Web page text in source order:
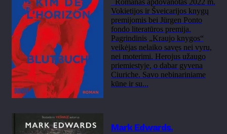
Romanas apdovanotas 2022 m.
Vokietijos ir Šveicarijos knygų
premijomis bei Jürgen Ponto
fondo literatūros premija.
Pagrindinis „Kraujo knygos“
veikėjas nelaiko savęs nei vyru,
nei moterimi. Herojus užaugo
priemiestyje, o dabar gyvena
Ciuriche. Savo nebinariniame
kūne ir su...
Mark Edwards.